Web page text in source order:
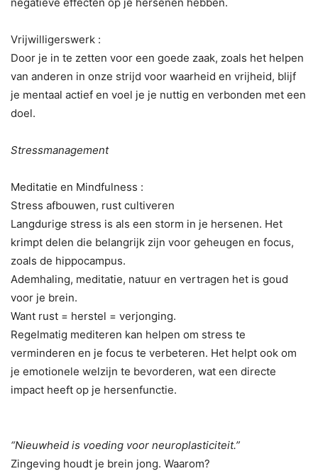
Vrijwilligerswerk :
Door je in te zetten voor een goede zaak, zoals het helpen
van anderen in onze strijd voor waarheid en vrijheid, blijf
je mentaal actief en voel je je nuttig en verbonden met een
doel.
Stressmanagement
Meditatie en Mindfulness :
Stress afbouwen, rust cultiveren
Langdurige stress is als een storm in je hersenen. Het
krimpt delen die belangrijk zijn voor geheugen en focus,
zoals de hippocampus.
Ademhaling, meditatie, natuur en vertragen het is goud
voor je brein.
Want rust = herstel = verjonging.
Regelmatig mediteren kan helpen om stress te
verminderen en je focus te verbeteren. Het helpt ook om
je emotionele welzijn te bevorderen, wat een directe
impact heeft op je hersenfunctie.
“Nieuwheid is voeding voor neuroplasticiteit.”
Zingeving houdt je brein jong. Waarom?